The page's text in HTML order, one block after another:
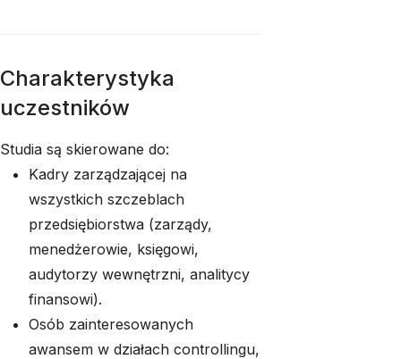
Charakterystyka
uczestników
Studia są skierowane do:
Kadry zarządzającej na
wszystkich szczeblach
przedsiębiorstwa (zarządy,
menedżerowie, księgowi,
audytorzy wewnętrzni, analitycy
finansowi).
Osób zainteresowanych
awansem w działach controllingu,